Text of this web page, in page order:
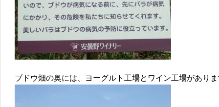
ブドウ畑の奥には、ヨーグルト工場とワイン工場があり